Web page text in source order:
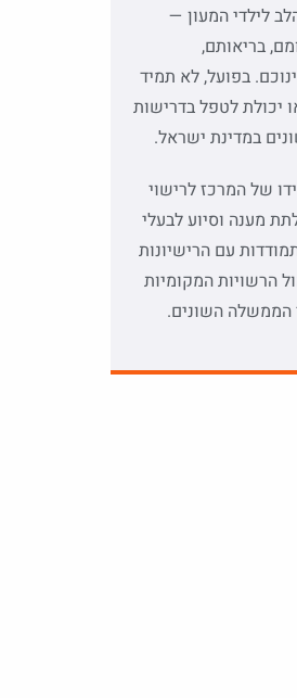
לילדי המעון —
בריאותם,
בפועל, לא תמיד
יכולת לטפל בדרישות
במדינת ישראל.
של המרכז לרישוי
מענה וסיוע לבעלי
עם הרישיונות
הרשויות המקומיות
הממשלה השונים.